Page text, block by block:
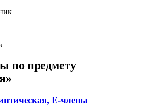
по предмету
E-члены